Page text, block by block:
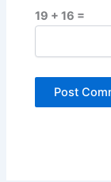
19 + 16 =